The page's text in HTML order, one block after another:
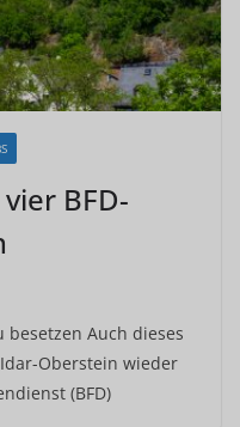
BFD-
besetzen Auch dieses
Oberstein wieder
(BFD)